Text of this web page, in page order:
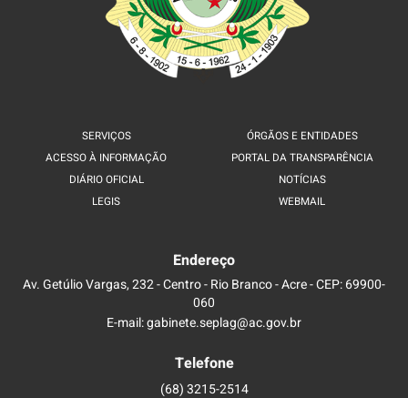
SERVIÇOS
ACESSO À INFORMAÇÃO
DIÁRIO OFICIAL
LEGIS
ÓRGÃOS E ENTIDADES
PORTAL DA TRANSPARÊNCIA
NOTÍCIAS
WEBMAIL
Endereço
Av. Getúlio Vargas, 232 - Centro - Rio Branco - Acre - CEP: 69900-
060
E-mail: gabinete.seplag@ac.gov.br
Telefone
(68) 3215-2514